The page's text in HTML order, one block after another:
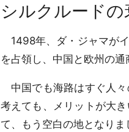
シルクルードの
1498年、ダ・ジャマが
を占領し、中国と欧州の
中国でも海路はすぐ人々
考えても、メリットが大
て、もう空白の地となりま